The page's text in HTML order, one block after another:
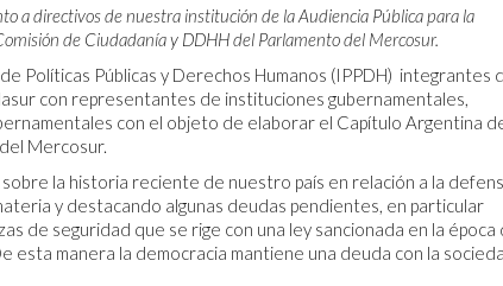
a directivos de nuestra institución de la Audiencia Pública para la
de Ciudadanía y DDHH del Parlamento del Mercosur.
Políticas Públicas y Derechos Humanos (IPPDH) integrantes
con representantes de instituciones gubernamentales,
con el objeto de elaborar el Capítulo Argentina
Mercosur.
la historia reciente de nuestro país en relación a la
y destacando algunas deudas pendientes, en particular
de seguridad que se rige con una ley sancionada en la época
esta manera la democracia mantiene una deuda con la